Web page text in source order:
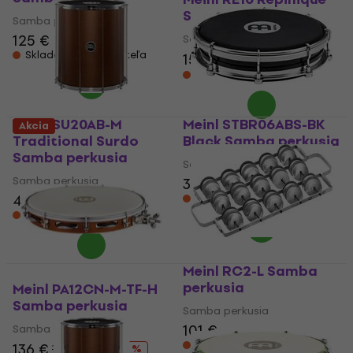
Samba perkusia
125 €
Skladom u dodávateľa
Samba perkusia
Samba perkusia
150 €167 €
- 10 %
Skladom u dodávateľa
Meinl SU20AB-M
Traditional Surdo
Samba perkusia
Samba perkusia
449 €
Skladom u dodávateľa
Meinl STBR06ABS-BK
Black Samba perkusia
Samba perkusia
36,90 €37,80 €
Skladom u dodávateľa
Akcia
Meinl PA12CN-M-TF-H
Samba perkusia
Samba perkusia
- 13 %
Meinl RC2-L Samba
perkusia
Samba perkusia
101 €
Skladom u dodávateľa